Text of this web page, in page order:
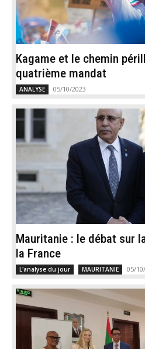
Kagame et le chemin
quatrième mandat
ANALYSE 05/10/2023
Mauritanie : le débat sur
la France
L'analyse du jour MAURITANIE 05/